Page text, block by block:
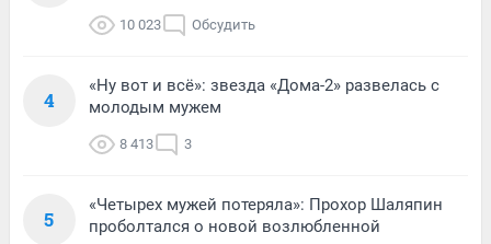
10 023 Обсудить
4
«Ну вот и всё»: звезда «Дома-2» развелась с
молодым мужем
8 413 3
5
«Четырех мужей потеряла»: Прохор Шаляпин
проболтался о новой возлюбленной